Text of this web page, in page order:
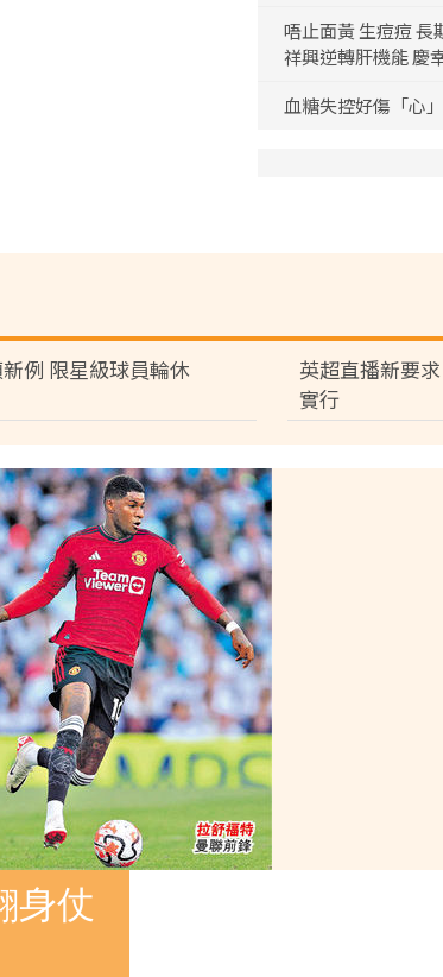
唔止面黃 生痘痘 長
祥興逆轉肝機能 慶
血糖失控好傷「心
例 限星級球員輪休
英超直播新要
實行
身仗